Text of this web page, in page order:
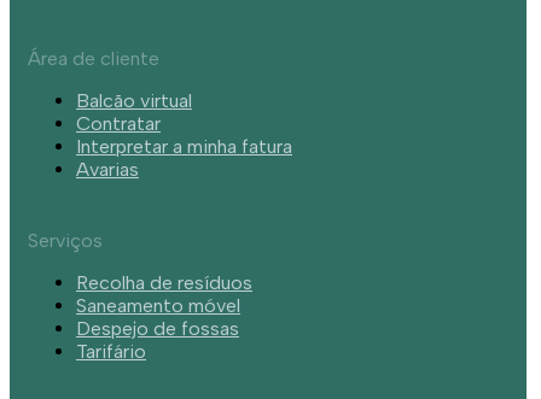
Área de cliente
Balcão virtual
Contratar
Interpretar a minha fatura
Avarias
Serviços
Recolha de resíduos
Saneamento móvel
Despejo de fossas
Tarifário